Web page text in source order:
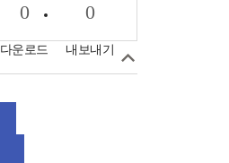
0
다운로드
0
내보내기